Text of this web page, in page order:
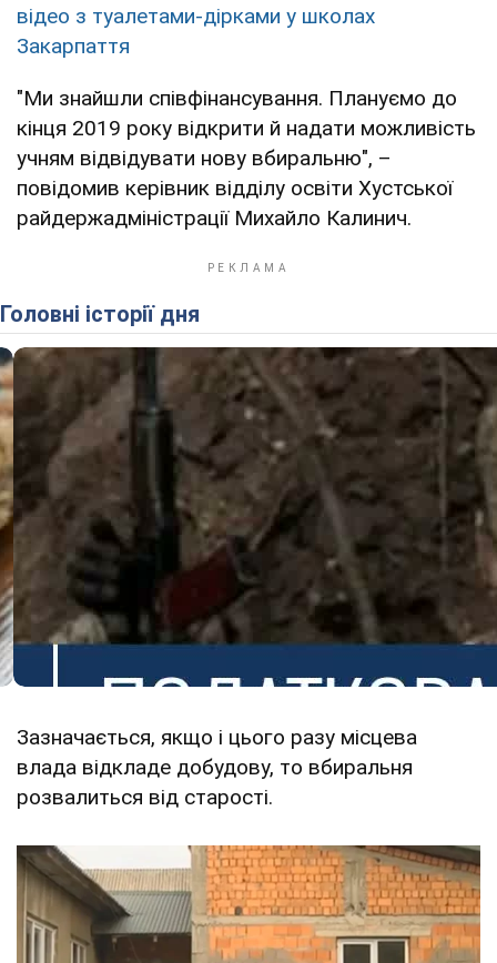
відео з туалетами-дірками у школах
Закарпаття
"Ми знайшли співфінансування. Плануємо до
кінця 2019 року відкрити й надати можливість
учням відвідувати нову вбиральню", –
повідомив керівник відділу освіти Хустської
райдержадміністрації Михайло Калинич.
Головні історії дня
Зазначається, якщо і цього разу місцева
влада відкладе добудову, то вбиральня
розвалиться від старості.